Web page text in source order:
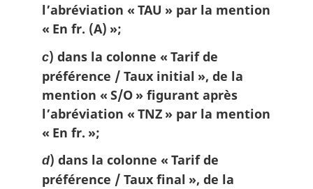
l’abréviation « TAU » par la mention
« En fr. (A) »;
c) dans la colonne « Tarif de
préférence / Taux initial », de la
mention « S/O » figurant après
l’abréviation « TNZ » par la mention
« En fr. »;
d) dans la colonne « Tarif de
préférence / Taux final », de la